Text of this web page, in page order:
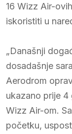
16 Wizz Air-
iskoristiti u
„Današnji
dosadašnje
Aerodrom
ukazano prije 4
Wizz Air-om.
početku,